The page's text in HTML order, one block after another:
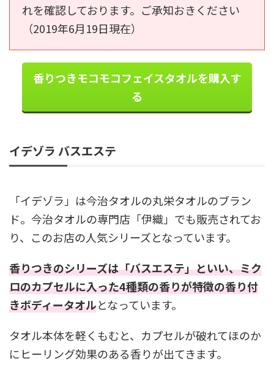
れを確認しております。ご承知おきください
（2019年6月19日現在）
香りつきモコモコフェイスタオルを購入す
る
イデゾラ バスエステ
「イデゾラ」は今治タオルの丸栄タオルのブラン
ド。今治タオルの専門店「伊織」でも販売されてお
り、このお店の人気シリーズとなっています。
香りつきのシリーズは「バスエステ」といい、ミク
ロのカプセルに入った4種類の香りが特徴の香り付
きボディータオルとなっています。
タオル本体を軽くもむと、カプセルが破れてほのか
にヒーリング効果のある香りが出てきます。